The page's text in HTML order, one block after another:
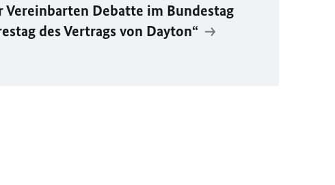
Vereinbarten Debatte im Bundestag
des Vertrags von Dayton“